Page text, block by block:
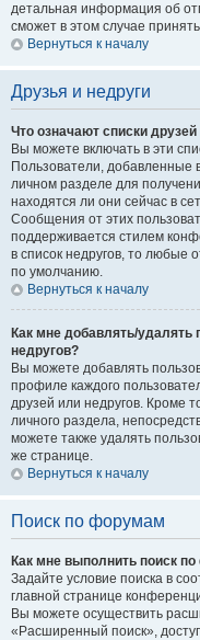
детальная информация об
сможет в этом случае
Вернуться к началу
Друзья и недруги
Что означают списки друзей
Вы можете включать в эти
Пользователи, добавленные
личном разделе для
находятся ли они сейчас в
Сообщения от этих
поддерживается стилем
в список недругов, то любые
по умолчанию.
Вернуться к началу
Как мне добавлять/удалять
недругов?
Вы можете добавлять
профиле каждого
друзей или недругов. Кроме
личного раздела,
можете также удалять
же странице.
Вернуться к началу
Поиск по форумам
Как мне выполнить поиск
Задайте условие поиска в
главной странице
Вы можете осуществить
«Расширенный поиск»,